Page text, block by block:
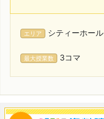
エリア シティーホール
最大授業数 3コマ